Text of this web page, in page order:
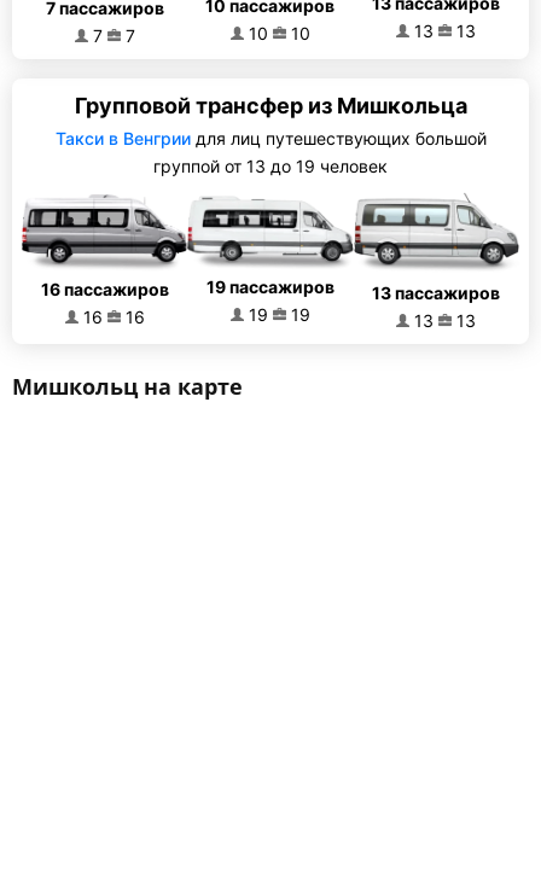
7 пассажиров
7
7
10 пассажиров
10
10
13
13
Групповой трансфер из Мишкольца
Такси в Венгриидля лиц путешествующих большой
группой от 13 до 19 человек
16 пассажиров
16
16
19 пассажиров
19
19
13 пассажиров
13
13
Мишкольц на карте